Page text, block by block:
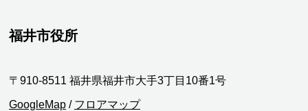
福井市役所
〒910-8511 福井県福井市大手3丁目10番1号
GoogleMap / フロアマップ